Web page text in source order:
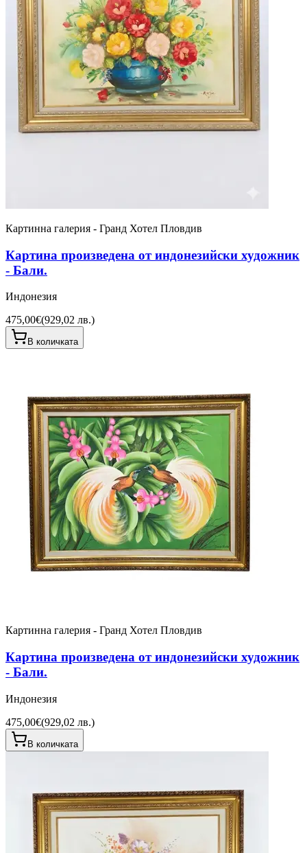
Картинна галерия - Гранд Хотел Пловдив
Картина произведена от индонезийски художник
- Бали.
Индонезия
475,00€(929,02 лв.)
В количката
Картинна галерия - Гранд Хотел Пловдив
Картина произведена от индонезийски художник
- Бали.
Индонезия
475,00€(929,02 лв.)
В количката